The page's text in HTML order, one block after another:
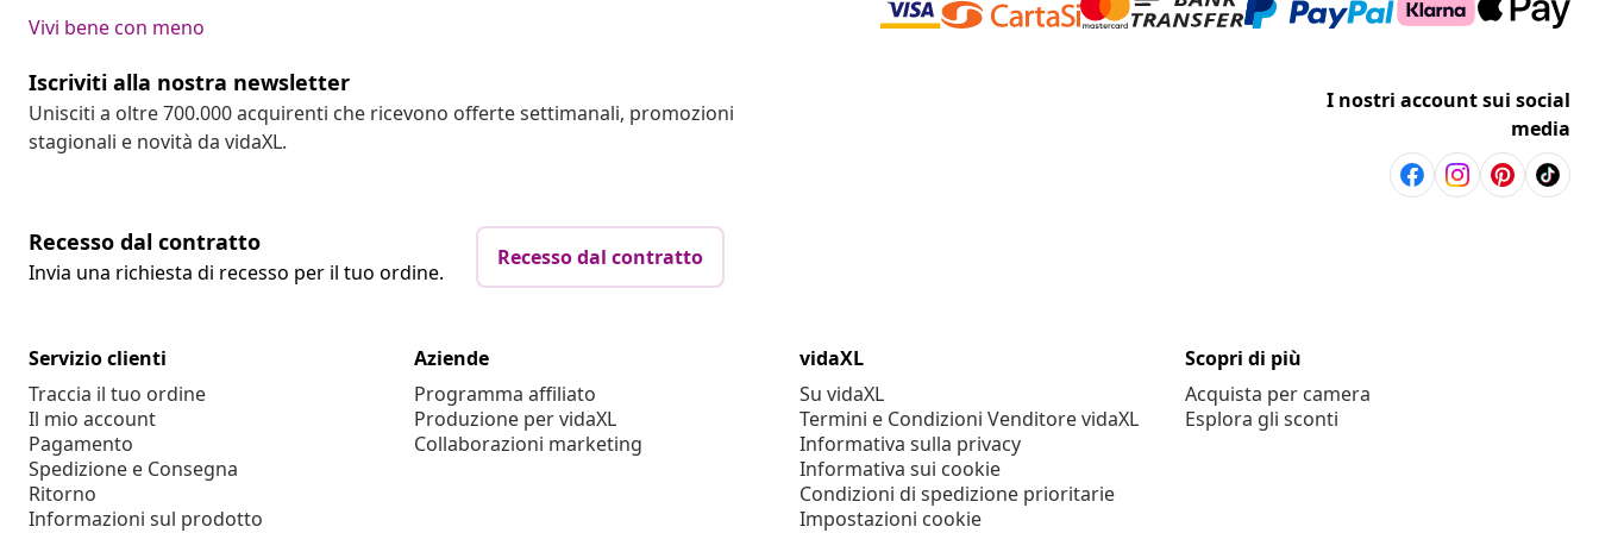
Vivi bene con meno
Iscriviti alla nostra newsletter
Unisciti a oltre 700.000 acquirenti che ricevono offerte settimanali, promozioni
stagionali e novità da vidaXL.
I nostri account sui social
media
Recesso dal contratto
Invia una richiesta di recesso per il tuo ordine.
Recesso dal contratto
Servizio clienti
Traccia il tuo ordine
Il mio account
Pagamento
Spedizione e Consegna
Ritorno
Informazioni sul prodotto
Aziende
Programma affiliato
Produzione per vidaXL
Collaborazioni marketing
vidaXL
Su vidaXL
Termini e Condizioni Venditore vidaXL
Informativa sulla privacy
Informativa sui cookie
Condizioni di spedizione prioritarie
Impostazioni cookie
Scopri di più
Acquista per camera
Esplora gli sconti